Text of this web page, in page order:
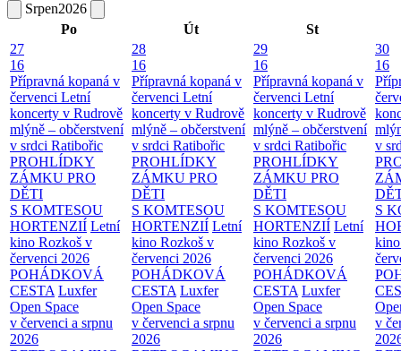
Srpen2026
Po
Út
St
27
16
Přípravná kopaná v
červenci Letní
koncerty v Rudrově
mlýně – občerstvení
v srdci Ratibořic
PROHLÍDKY
ZÁMKU PRO
DĚTI
S KOMTESOU
HORTENZIÍ Letní
kino Rozkoš v
červenci 2026
POHÁDKOVÁ
CESTA Luxfer
Open Space
v červenci a srpnu
2026
28
16
Přípravná kopaná v
červenci Letní
koncerty v Rudrově
mlýně – občerstvení
v srdci Ratibořic
PROHLÍDKY
ZÁMKU PRO
DĚTI
S KOMTESOU
HORTENZIÍ Letní
kino Rozkoš v
červenci 2026
POHÁDKOVÁ
CESTA Luxfer
Open Space
v červenci a srpnu
2026
29
16
Přípravná kopaná v
červenci Letní
koncerty v Rudrově
mlýně – občerstvení
v srdci Ratibořic
PROHLÍDKY
ZÁMKU PRO
DĚTI
S KOMTESOU
HORTENZIÍ Letní
kino Rozkoš v
červenci 2026
POHÁDKOVÁ
CESTA Luxfer
Open Space
v červenci a srpnu
2026
30
16
v
S
v